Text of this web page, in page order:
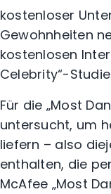
kostenloser
Gewohnheiten
kostenlosen
Celebrity“-
Für die „Most
untersucht, um
liefern – also
enthalten, die
McAfee „Most